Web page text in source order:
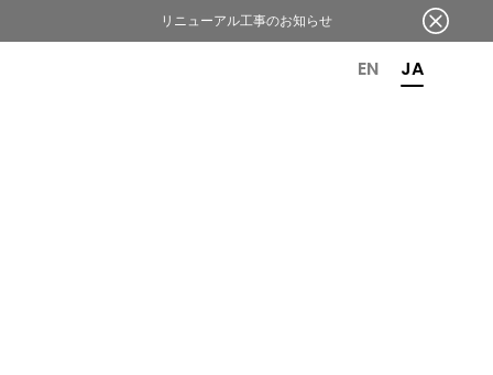
EN JA
リニューアル工事のお知らせ
OR 6TH ANNIVERSARY